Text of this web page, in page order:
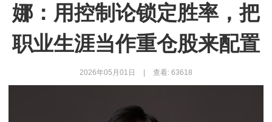
娜：用控制论锁定胜率，把
职业生涯当作重仓股来配置
2026年05月01日 查看: 63618